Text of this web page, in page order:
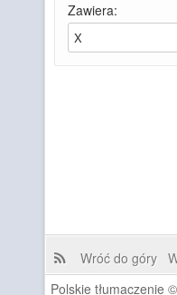
Zawiera:
Wróć do góry
Polskie tłumaczenie